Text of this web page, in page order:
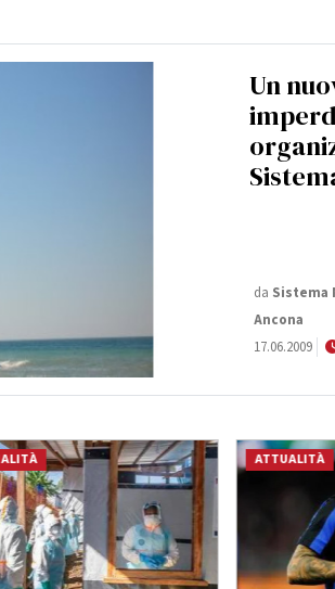
Un
da Sistema
Ancona
17.06.2009
ATTUALITÀ